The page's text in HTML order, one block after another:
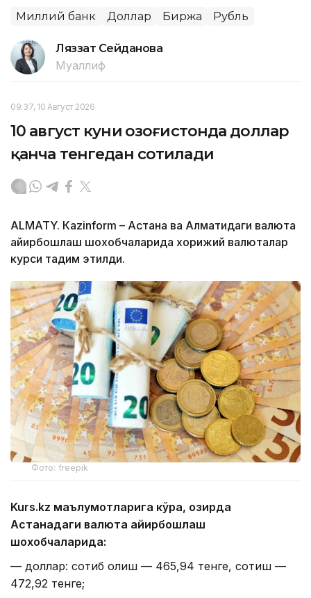
Миллий банк Доллар Биржа Рубль
Ляззат Сейданова
Муаллиф
09:37, 10 Август 2026
10 август куни Қозоғистонда доллар
қанча тенгедан сотилади
ALMATY. Кazinform – Астана ва Алматидаги валюта
айирбошлаш шохобчаларида хорижий валюталар
курси тақдим этилди.
Фото: freepik
Kurs.kz маълумотларига кўра, ҳозирда
Астанадаги валюта айирбошлаш
шохобчаларида:
— доллар: сотиб олиш — 465,94 тенге, сотиш —
472,92 тенге;